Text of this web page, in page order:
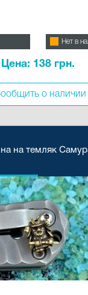
Нет в
Цена: 138 грн.
о наличии
на темляк